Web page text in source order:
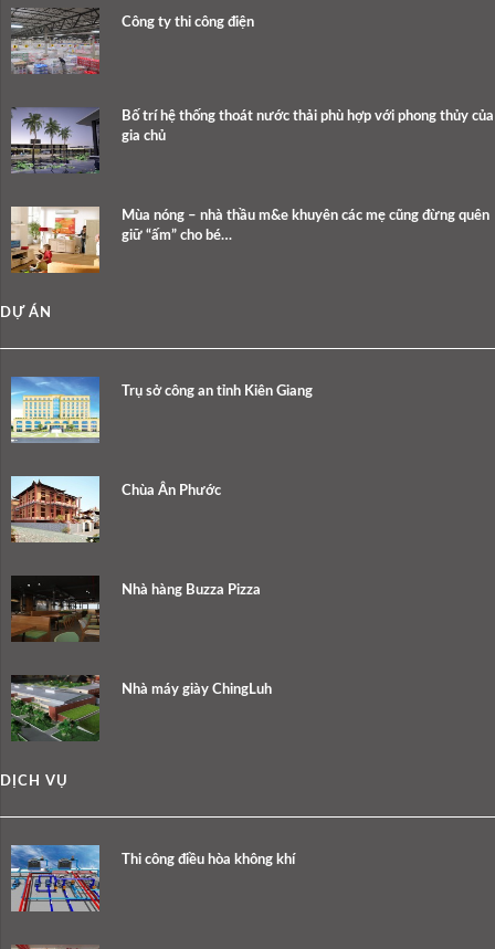
Công ty thi công điện
Bố trí hệ thống thoát nước thải phù hợp với phong thủy của
gia chủ
Mùa nóng – nhà thầu m&e khuyên các mẹ cũng đừng quên
giữ “ấm” cho bé…
DỰ ÁN
Trụ sở công an tỉnh Kiên Giang
Chùa Ân Phước
Nhà hàng Buzza Pizza
Nhà máy giày ChingLuh
DỊCH VỤ
Thi công điều hòa không khí